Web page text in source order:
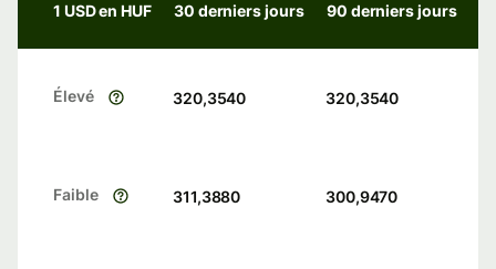
1 USD en HUF 30 derniers jours 90 derniers jours
Élevé 320,3540 320,3540
Faible 311,3880 300,9470